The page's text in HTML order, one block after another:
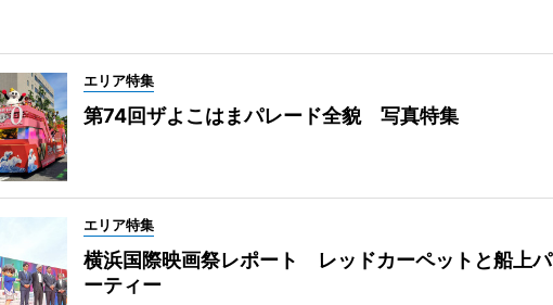
エリア特集
第74回ザよこはまパレード全貌 写真特集
エリア特集
横浜国際映画祭レポート レッドカーペットと船上パ
ーティー